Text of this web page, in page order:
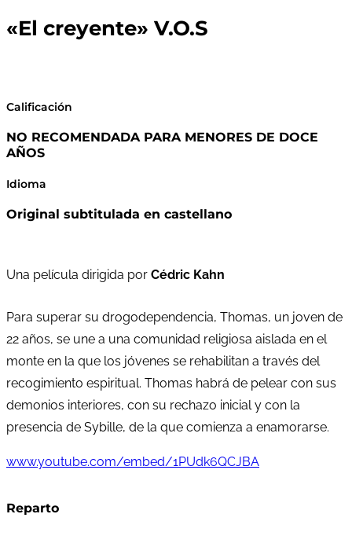
«El creyente» V.O.S
Calificación
NO RECOMENDADA PARA MENORES DE DOCE
AÑOS
Idioma
Original subtitulada en castellano
Una película dirigida por Cédric Kahn
Para superar su drogodependencia, Thomas, un joven de
22 años, se une a una comunidad religiosa aislada en el
monte en la que los jóvenes se rehabilitan a través del
recogimiento espiritual. Thomas habrá de pelear con sus
demonios interiores, con su rechazo inicial y con la
presencia de Sybille, de la que comienza a enamorarse.
www.youtube.com/embed/1PUdk6QCJBA
Reparto